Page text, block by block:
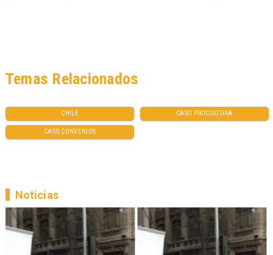
CHILE CASO PROCULTURA
CASO CONVENIOS
Temas Relacionados
Noticias